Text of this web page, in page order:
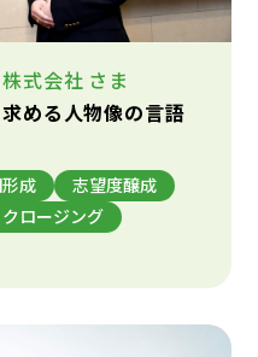
式会社 さま
める人物像の言語
成
志望度醸成
ロージング